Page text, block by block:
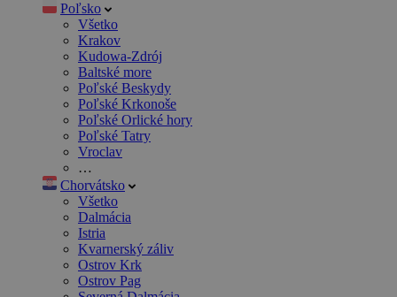
Poľsko
Všetko
Krakov
Kudowa-Zdrój
Baltské more
Poľské Beskydy
Poľské Krkonoše
Poľské Orlické hory
Poľské Tatry
Vroclav
…
Chorvátsko
Všetko
Dalmácia
Istria
Kvarnerský záliv
Ostrov Krk
Ostrov Pag